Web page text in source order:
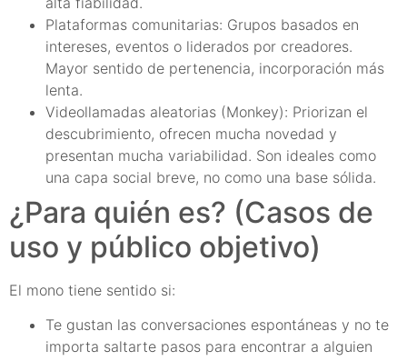
Plataformas comunitarias: Grupos basados en
intereses, eventos o liderados por creadores.
Mayor sentido de pertenencia, incorporación más
lenta.
Videollamadas aleatorias (Monkey): Priorizan el
descubrimiento, ofrecen mucha novedad y
presentan mucha variabilidad. Son ideales como
una capa social breve, no como una base sólida.
¿Para quién es? (Casos de
uso y público objetivo)
El mono tiene sentido si:
Te gustan las conversaciones espontáneas y no te
importa saltarte pasos para encontrar a alguien